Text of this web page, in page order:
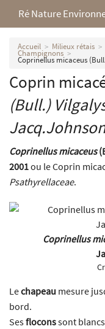
Ré Nature
L’association
Milieux rétais
Nos parutions
Accueil Milieux rétais
Champignons
Coprinellus micaceus
Coprin
(Bull.)
Coprinellus micaceus
2001ou le Coprin
Psathyrellaceae.
Coprinellus
Lechapeau mesure
bord.
Sesfloconssont